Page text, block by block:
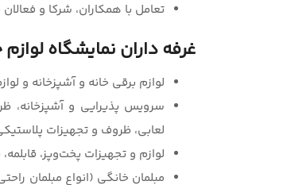
تعامل با همکاران، شرکا و
غرفه داران نمایشگاه
لوازم برقی خانه و آشپزخانه و
سرویس پذیرایی و آشپزخانه،
لعابی، ظروف و تجهیزات
لوازم و تجهیزات پخت‌وپز، قابلمه،
مبلمان خانگی (انواع مبلمان